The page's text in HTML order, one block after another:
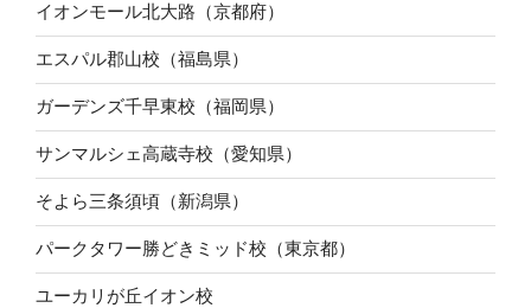
イオンモール北大路（京都府）
エスパル郡山校（福島県）
ガーデンズ千早東校（福岡県）
サンマルシェ高蔵寺校（愛知県）
そよら三条須頃（新潟県）
パークタワー勝どきミッド校（東京都）
ユーカリが丘イオン校